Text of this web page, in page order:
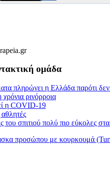
ομάδα
πληρώνει η Ελλάδα παρότι
χρόνια ρινόρροια
η COVID-19
του σπιτιού πολύ πιο εύκολες
προσώπου με κουρκουμά